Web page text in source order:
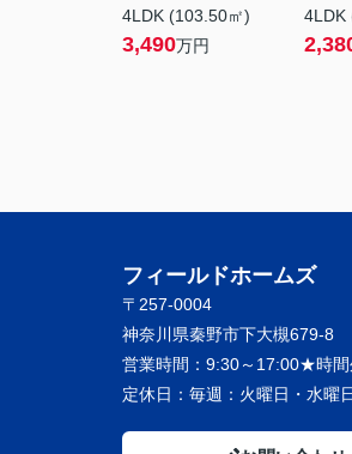
4LDK (103.50㎡)
3,490万円
4LDK
フィールドホームズ
〒257-0004
神奈川県秦野市下大槻679-8
営業時間： 9:30～17:00★時間
定休日： 毎週：火曜日・水曜